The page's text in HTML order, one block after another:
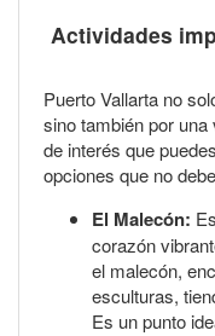
Actividades
Puerto Vallarta no
sino también por
de interés que
opciones que no
El Malecón:
corazón
el malecón,
esculturas,
Es un punto